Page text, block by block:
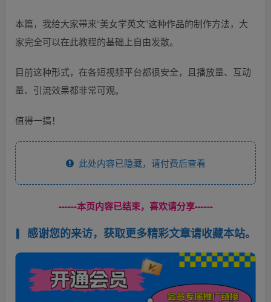
本篇，我给大家带来“美女学英文”这种作品的制作方法，大
家完全可以在此教程的基础上自由发散。
目前这种形式，在各短视频平台都很安全，且播放量、互动
量、引流效果都非常可观。
值得一搞！
此处内容已隐藏，请付费后查看
------本页内容已结束，喜欢请分享------
感谢您的来访，获取更多精彩文章请收藏本站。